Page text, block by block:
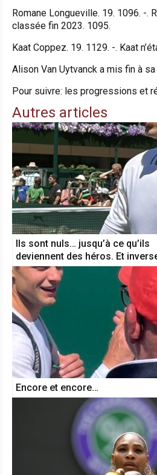
Romane Longueville. 19. 1096. -.
classée fin 2023. 1095.
Kaat Coppez. 19. 1129. -. Kaat
Alison Van Uytvanck a mis fin à sa
Pour suivre: les progressions et
Autres articles
Ils sont nuls… jusqu’à ce qu’ils
deviennent des héros. Et
Encore et encore…